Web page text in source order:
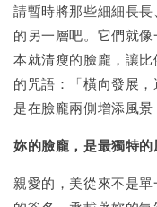
請暫時將那些細細長
的另一層吧。它們就
本就清瘦的臉龐，讓
的咒語：「橫向發展
是在臉龐兩側增添風景
妳的臉龐，是最獨特的
親愛的，美從來不是